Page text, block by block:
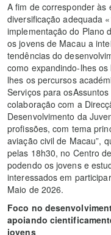
A fim de corresponder às
diversificação adequada
implementação do Plano
os jovens de Macau a
tendências do
como expandindo-lhes
lhes os percursos
Serviços para
colaboração com a
Desenvolvimento da
profissões, com tema
aviação civil de Macau”,
pelas 18h30, no Centro
podendo os jovens e
interessados em
Maio de 2026.
Foco no
apoiando
jovens